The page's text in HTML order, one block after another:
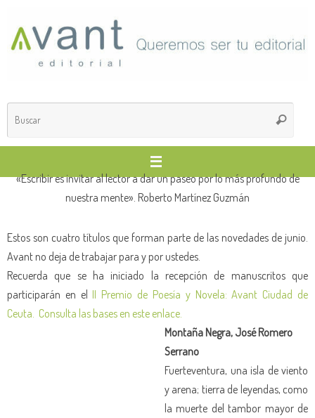
contenido
Buscar
«Escribir es invitar al lector a dar un paseo por lo más profundo de
nuestra mente». Roberto Martínez Guzmán
Estos son cuatro títulos que forman parte de las novedades de junio.
Avant no deja de trabajar para y por ustedes.
Recuerda que se ha iniciado la recepción de manuscritos que
participarán en el II Premio de Poesía y Novela: Avant Ciudad de
Ceuta. Consulta las bases en este enlace.
Montaña Negra, José Romero
Serrano
Fuerteventura, una isla de viento
y arena; tierra de leyendas, como
la muerte del tambor mayor de